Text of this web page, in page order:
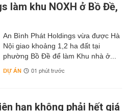
làm khu NOXH ở Bồ Đề,
An Bình Phát Holdings vừa được Hà
Nội giao khoảng 1,2 ha đất tại
phường Bồ Đề để làm Khu nhà ở...
DỰ ÁN 01 phút trước
hạn không phải hết giá